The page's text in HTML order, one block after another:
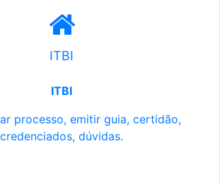
ITBI
ITBI
processo, emitir guia, certidão,
credenciados, dúvidas.